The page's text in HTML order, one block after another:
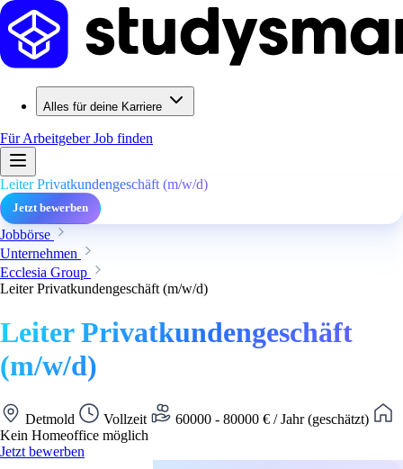
Alles für deine Karriere
Für ArbeitgeberJob finden
Leiter Privatkundengeschäft (m/w/d)
Jetzt bewerben
Jobbörse
Unternehmen
Ecclesia Group
Leiter Privatkundengeschäft (m/w/d)
Leiter Privatkundengeschäft
(m/w/d)
Detmold Vollzeit
60000 - 80000 € / Jahr (geschätzt)
Kein Homeoffice möglich
Jetzt bewerben